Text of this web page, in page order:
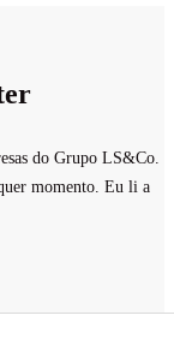
do Grupo LS&Co.
momento. Eu li a